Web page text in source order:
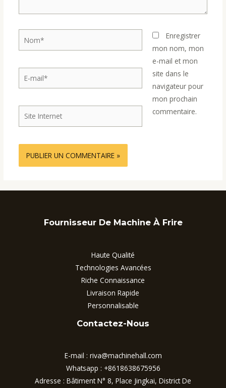
mail*
Site
Internet
Enregistrer
mon nom, mon
e-mail et mon
site dans le
navigateur pour
mon prochain
commentaire.
Fournisseur De Machine À Frire
Haute Qualité
Technologies Avancées
Riche Connaissance
Livraison Rapide
Personnalisable
Contactez-Nous
E-mail : riva@machinehall.com
Whatsapp : +8618638675956
Adresse : Bâtiment N° 8, Place Jingkai, District De